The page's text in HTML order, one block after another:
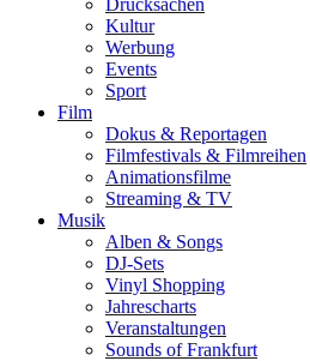
Drucksachen
Kultur
Werbung
Events
Sport
Film
Dokus & Reportagen
Filmfestivals & Filmreihen
Animationsfilme
Streaming & TV
Musik
Alben & Songs
DJ-Sets
Vinyl Shopping
Jahrescharts
Veranstaltungen
Sounds of Frankfurt